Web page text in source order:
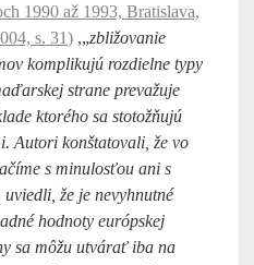
1990 až 1993, Bratislava,
s. 31) ,„zbližovanie
komplikujú rozdielne typy
strane prevažuje
ktorého sa stotožňujú
Autori konštatovali, že vo
s minulosťou ani s
že je nevyhnutné
hodnoty európskej
sa môžu utvárať iba na